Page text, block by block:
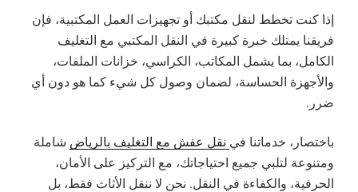
إذا كنت تخطط لنقل مكتبك أو تجهيزات العمل المكتبية، فإن
فريقنا يمتلك خبرة كبيرة في النقل المكتبي مع التغليف
الكامل، بما يشمل المكاتب، الكراسي، خزانات الملفات،
والأجهزة الحساسة، لضمان وصول كل شيء كما هو دون أي
ضرر.
باختصار، خدماتنا في نقل عفش مع التغليف بالرياض شاملة
ومتنوعة لتلبي جميع احتياجاتك، مع التركيز على الأمان،
الحرفية، والكفاءة في النقل. نحن لا ننقل الأثاث فقط، بل